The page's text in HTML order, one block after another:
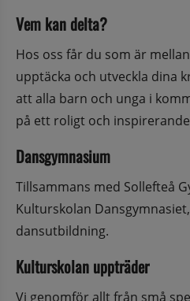
Vem kan delta?
Hos oss får du som är
upptäcka och utveckla dina
att alla barn och unga i
på ett roligt och
Dansgymnasium
Tillsammans med Sollefteå
Kulturskolan
dansutbildning.
Kulturskolan uppträder
Vi genomför allt från små